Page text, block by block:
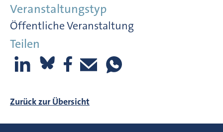
Veranstaltungstyp
Öffentliche Veranstaltung
Teilen
Zurück zur Übersicht